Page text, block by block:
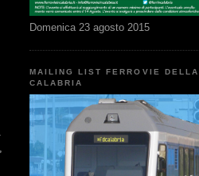
Domenica 23 agosto 2015
MAILING LIST FERROVIE DELLA
CALABRIA